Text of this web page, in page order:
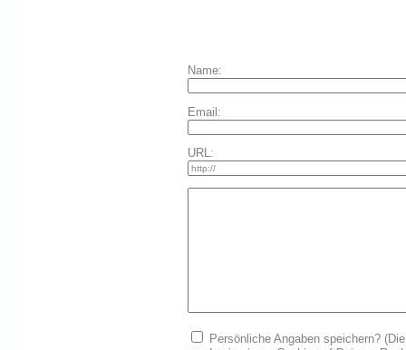
Name:
Email:
URL:
Persönliche Angaben speichern?